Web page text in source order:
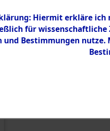
Hiermit erkläre ich
für
und Bestimmungen